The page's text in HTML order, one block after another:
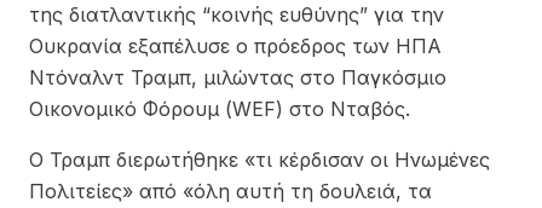
της διατλαντικής “κοινής ευθύνης” για την
Ουκρανία εξαπέλυσε ο πρόεδρος των ΗΠΑ
Ντόναλντ Τραμπ, μιλώντας στο Παγκόσμιο
Οικονομικό Φόρουμ (WEF) στο Νταβός.
Ο Τραμπ διερωτήθηκε «τι κέρδισαν οι Ηνωμένες
Πολιτείες» από «όλη αυτή τη δουλειά, τα